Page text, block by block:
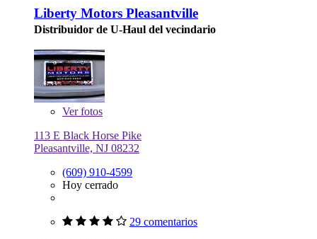
Liberty Motors Pleasantville
Distribuidor de U-Haul del vecindario
Verfotos
113 E Black Horse Pike
Pleasantville, NJ 08232
(609) 910-4599
Hoy cerrado
29 comentarios